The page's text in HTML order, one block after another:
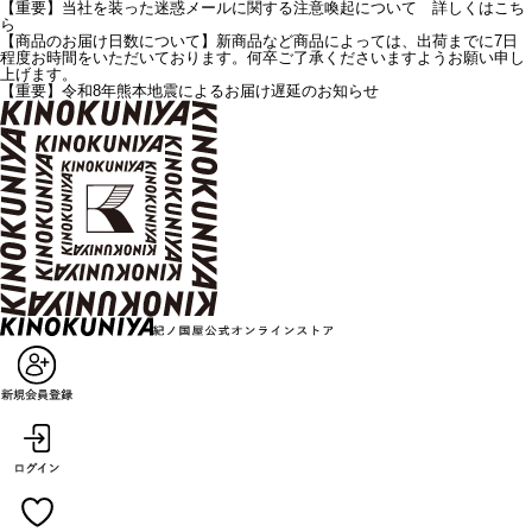
【重要】当社を装った迷惑メールに関する注意喚起について 詳しくはこち
ら
【商品のお届け日数について】新商品など商品によっては、出荷までに7日
程度お時間をいただいております。何卒ご了承くださいますようお願い申し
上げます。
【重要】令和8年熊本地震によるお届け遅延のお知らせ